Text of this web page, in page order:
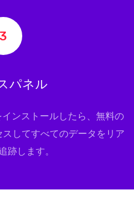
3
パネル
ンストールしたら、無料の
してすべてのデータをリア
跡します。